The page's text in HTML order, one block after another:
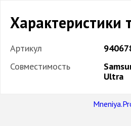
Характеристики
Артикул
Совместимость
Ultra